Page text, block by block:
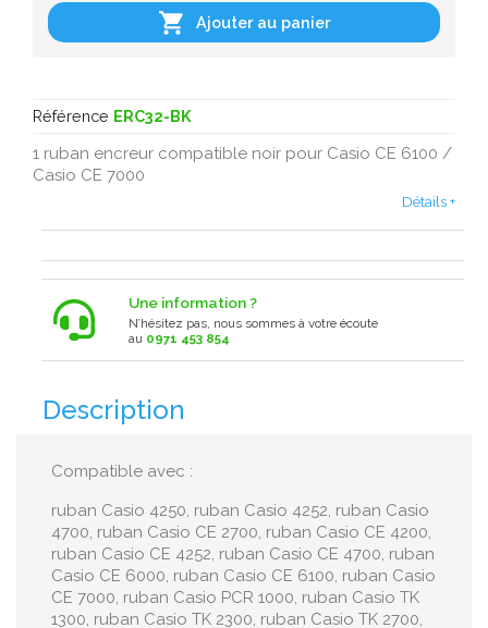
Référence ERC32-BK
1 ruban encreur compatible noir pour Casio CE 6100 /
Casio CE 7000
Détails +
Une information ?
N’hésitez pas, nous sommes à votre écoute
au 0971 453 854
 Ajouter au panier
Description
Compatible avec :
ruban Casio 4250, ruban Casio 4252, ruban Casio
4700, ruban Casio CE 2700, ruban Casio CE 4200,
ruban Casio CE 4252, ruban Casio CE 4700, ruban
Casio CE 6000, ruban Casio CE 6100, ruban Casio
CE 7000, ruban Casio PCR 1000, ruban Casio TK
1300, ruban Casio TK 2300, ruban Casio TK 2700,